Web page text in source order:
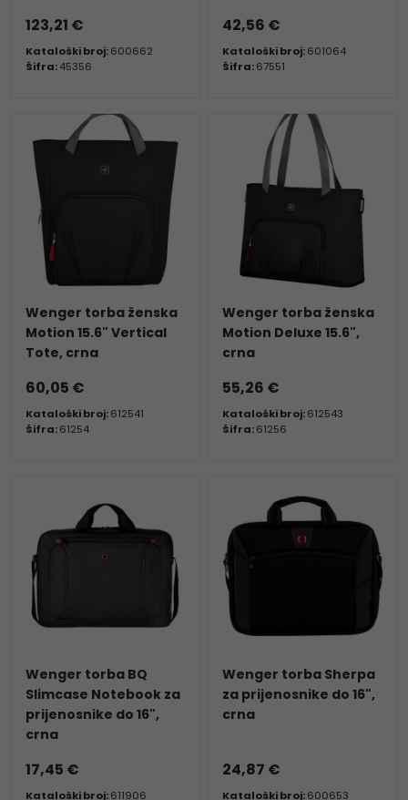
123,21 €
Kataloški broj:600662
Šifra:45356
42,56 €
Kataloški broj:601064
Šifra:67551
Wenger torba ženska
Motion 15.6" Vertical
Tote, crna
60,05 €
Kataloški broj:612541
Šifra:61254
Wenger torba ženska
Motion Deluxe 15.6",
crna
55,26 €
Kataloški broj:612543
Šifra:61256
Wenger torba BQ
Slimcase Notebook za
prijenosnike do 16",
crna
17,45 €
Kataloški broj:611906
Wenger torba Sherpa
za prijenosnike do 16",
crna
24,87 €
Kataloški broj:600653